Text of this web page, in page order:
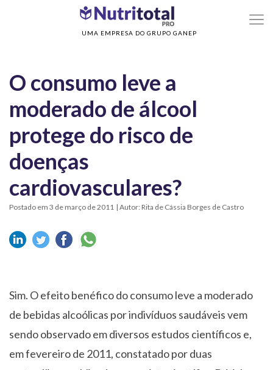
UMA EMPRESA DO GRUPO GANEP
Sem categoria> O consumo leve a moderado de álcool protege do risco
de doenças cardiovasculares?
O consumo leve a
moderado de álcool
protege do risco de
doenças
cardiovasculares?
Postado em 3 de março de 2011 | Autor: Rita de Cássia Borges de Castro
Sim. O efeito benéfico do consumo leve a moderado
de bebidas alcoólicas por indivíduos saudáveis vem
sendo observado em diversos estudos científicos e,
em fevereiro de 2011, constatado por duas